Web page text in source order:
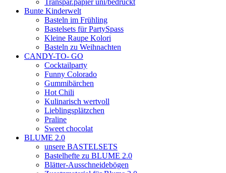
Bunte Kinderwelt
Basteln im Frühling
Bastelsets für PartySpass
Kleine Raupe Kolori
Basteln zu Weihnachten
CANDY-TO- GO
Cocktailparty
Funny Colorado
Gummibärchen
Hot Chili
Kulinarisch wertvoll
Lieblingsplätzchen
Praline
Sweet chocolat
BLUME 2.0
unsere BASTELSETS
Bastelhefte zu BLUME 2.0
Blätter-Ausschneidebögen